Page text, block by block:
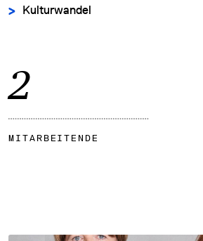
Kulturwandel
2
MITARBEITENDE